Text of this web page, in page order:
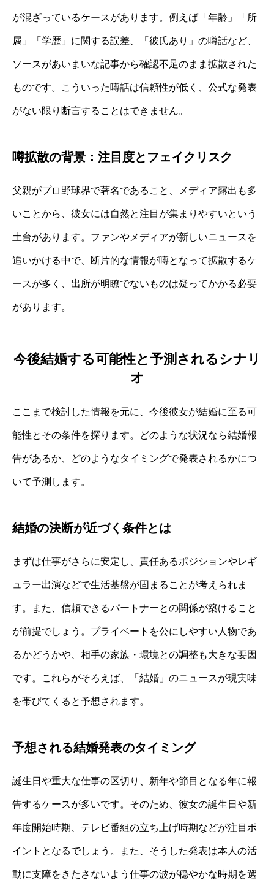
が混ざっているケースがあります。例えば「年齢」「所
属」「学歴」に関する誤差、「彼氏あり」の噂話など、
ソースがあいまいな記事から確認不足のまま拡散された
ものです。こういった噂話は信頼性が低く、公式な発表
がない限り断言することはできません。
噂拡散の背景：注目度とフェイクリスク
父親がプロ野球界で著名であること、メディア露出も多
いことから、彼女には自然と注目が集まりやすいという
土台があります。ファンやメディアが新しいニュースを
追いかける中で、断片的な情報が噂となって拡散するケ
ースが多く、出所が明瞭でないものは疑ってかかる必要
があります。
今後結婚する可能性と予測されるシナリ
オ
ここまで検討した情報を元に、今後彼女が結婚に至る可
能性とその条件を探ります。どのような状況なら結婚報
告があるか、どのようなタイミングで発表されるかにつ
いて予測します。
結婚の決断が近づく条件とは
まずは仕事がさらに安定し、責任あるポジションやレギ
ュラー出演などで生活基盤が固まることが考えられま
す。また、信頼できるパートナーとの関係が築けること
が前提でしょう。プライベートを公にしやすい人物であ
るかどうかや、相手の家族・環境との調整も大きな要因
です。これらがそろえば、「結婚」のニュースが現実味
を帯びてくると予想されます。
予想される結婚発表のタイミング
誕生日や重大な仕事の区切り、新年や節目となる年に報
告するケースが多いです。そのため、彼女の誕生日や新
年度開始時期、テレビ番組の立ち上げ時期などが注目ポ
イントとなるでしょう。また、そうした発表は本人の活
動に支障をきたさないよう仕事の波が穏やかな時期を選